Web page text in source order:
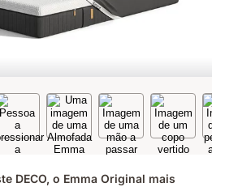
DECO, o Emma Original mais